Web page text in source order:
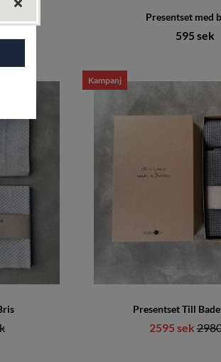
Presentset med
595 sek
pris:
Kampanj
Presentset Till
2595 sek